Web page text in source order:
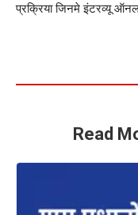
प्रक्रिया जिनमे इंटरव्यू
Read